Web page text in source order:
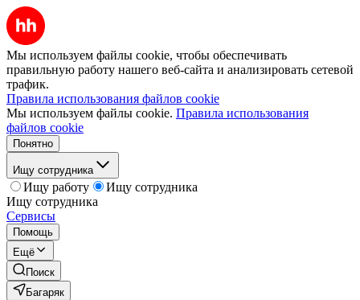
Мы используем файлы cookie, чтобы обеспечивать
правильную работу нашего веб-сайта и анализировать сетевой
трафик.
Правила использования файлов cookie
Мы используем файлы cookie. Правила использования
файлов cookie
Понятно
Ищу сотрудника
Ищу работу
Ищу сотрудника
Ищу сотрудника
Сервисы
Помощь
Ещё
Поиск
Багаряк